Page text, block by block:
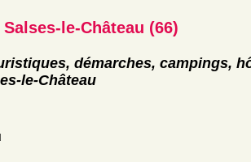
Salses-le-Château (66)
démarches, campings,
le-Château